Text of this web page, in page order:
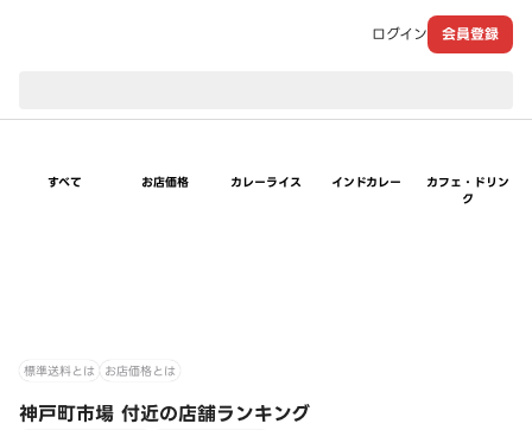
ログイン 会員登録
すべて お店価格 カレーライス インドカレー
カフェ・ドリン
ク
標準送料とは お店価格とは
神戸町市場 付近の店舗ランキング